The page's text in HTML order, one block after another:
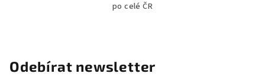
po celé ČR
Odebírat newsletter